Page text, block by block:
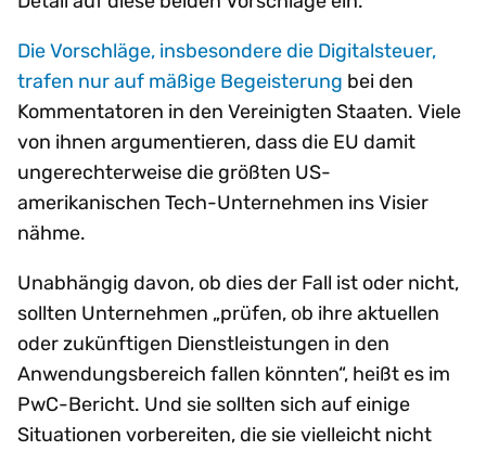
Die Vorschläge, insbesondere die Digitalsteuer,
trafen nur auf mäßige Begeisterung bei den
Kommentatoren in den Vereinigten Staaten. Viele
von ihnen argumentieren, dass die EU damit
ungerechterweise die größten US-
amerikanischen Tech-Unternehmen ins Visier
nähme.
Unabhängig davon, ob dies der Fall ist oder nicht,
sollten Unternehmen „prüfen, ob ihre aktuellen
oder zukünftigen Dienstleistungen in den
Anwendungsbereich fallen könnten“, heißt es im
PwC-Bericht. Und sie sollten sich auf einige
Situationen vorbereiten, die sie vielleicht nicht